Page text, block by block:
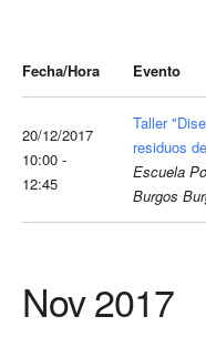
Fecha/Hora Evento
20/12/2017
10:00 -
12:45
Taller
residuos
Escuela
Burgos
Nov 2017